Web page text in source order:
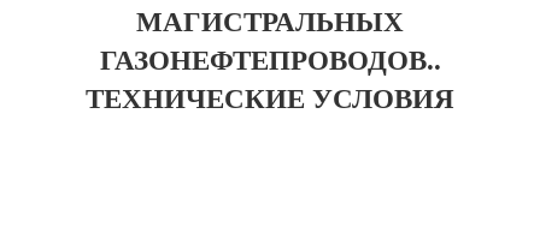
МАГИСТРАЛЬНЫХ
ГАЗОНЕФТЕПРОВОДОВ..
ТЕХНИЧЕСКИЕ УСЛОВИЯ